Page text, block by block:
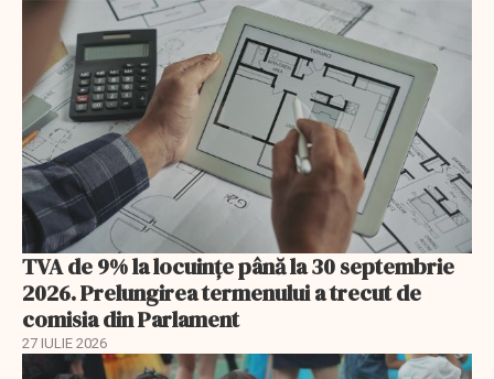
TVA de 9% la locuințe până la 30 septembrie
2026. Prelungirea termenului a trecut de
comisia din Parlament
27 IULIE 2026